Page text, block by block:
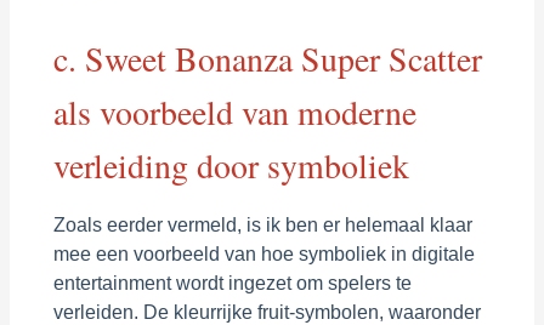
c. Sweet Bonanza Super Scatter
als voorbeeld van moderne
verleiding door symboliek
Zoals eerder vermeld, is ik ben er helemaal klaar
mee een voorbeeld van hoe symboliek in digitale
entertainment wordt ingezet om spelers te
verleiden. De kleurrijke fruit-symbolen, waaronder